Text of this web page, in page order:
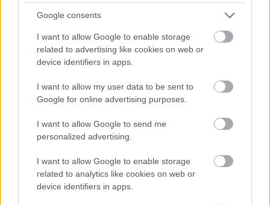
Google consents
I want to allow Google to enable storage
related to advertising like cookies on web or
device identifiers in apps.
I want to allow my user data to be sent to
Google for online advertising purposes.
I want to allow Google to send me
personalized advertising.
I want to allow Google to enable storage
related to analytics like cookies on web or
device identifiers in apps.
madár-klisé először baromságnak tűnt, később
viszont már aranyos aprósággá vált, ami jól jön az
alapvetően lehangoló fő eseménysor mellé.
Ahogy már mondtam,a történet elég unalmas
események mellett semmiféle izgalom nincs; de még
az sem az igazi, mert ha megnézzük a
egyik világból a másikba lép, itt azonban ilyen nincs,
csak pár részlet változik, vagyis túl kevés energiát
vittek bele a dologba. A színészek közül nekem
Crewson és Makepeace játéka tetszett a legjobban, a
többiek említésre se méltóak, Hanks pedig valahogy
fura, főleg a végén, mikor a tetőn állnak.